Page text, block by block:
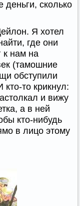
деньги, сколько
Я хотел
где они
к нам на
(тамошние
обступили
то крикнул:
и вижу
а в ней
кто-нибудь
в лицо этому